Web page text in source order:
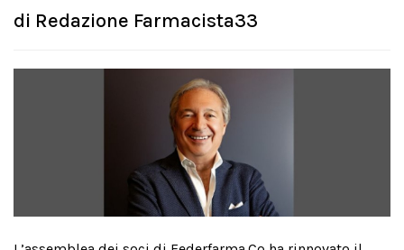
di Redazione Farmacista33